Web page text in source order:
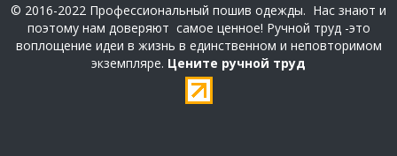
© 2016-2022 Профессиональный пошив одежды. Нас знают и
поэтому нам доверяют самое ценное! Ручной труд -это
воплощение идеи в жизнь в единственном и неповторимом
экземпляре. Цените ручной труд